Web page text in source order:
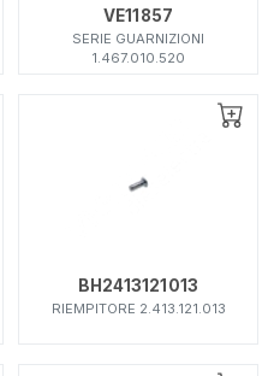
VE11857
SERIE GUARNIZIONI
1.467.010.520
BH2413121013
RIEMPITORE 2.413.121.013